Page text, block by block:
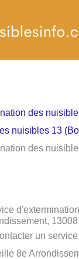
des
nuisibles 13
des
13008
un
8e